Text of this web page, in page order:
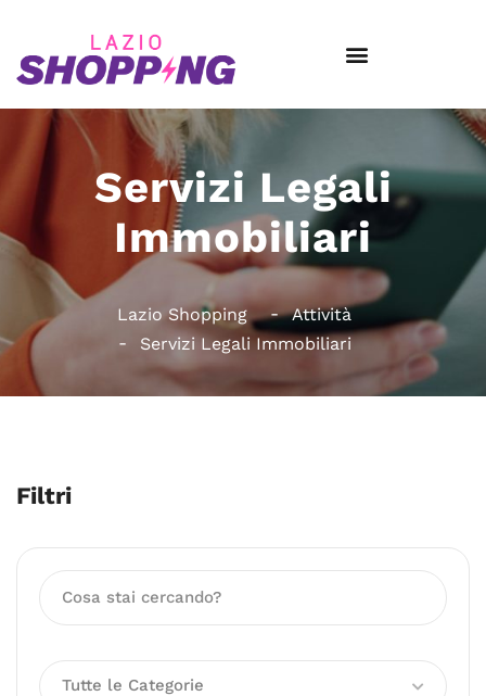
Servizi Legali
Immobiliari
Lazio Shopping
Attività
Servizi Legali Immobiliari
Filtri
Tutte le Categorie